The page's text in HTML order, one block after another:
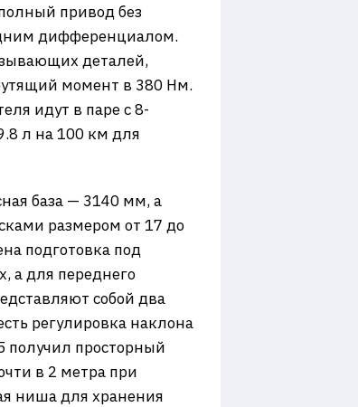
привод без
дифференциалом.
деталей,
момент в 380 Нм.
идут в паре с 8-
л на 100 км для
база — 3140 мм, а
размером от 17 до
подготовка под
а для переднего
собой два
регулировка наклона
получил просторный
в 2 метра при
ниша для хранения